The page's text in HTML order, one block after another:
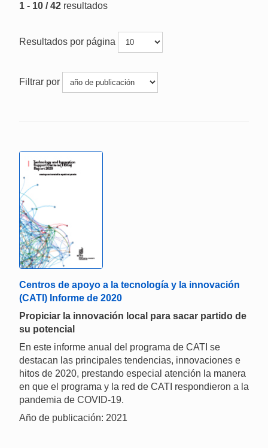
1 - 10 / 42 resultados
Resultados por página
Filtrar por
Centros de apoyo a la tecnología y la innovación
(CATI) Informe de 2020
Propiciar la innovación local para sacar partido de
su potencial
En este informe anual del programa de CATI se
destacan las principales tendencias, innovaciones e
hitos de 2020, prestando especial atención la manera
en que el programa y la red de CATI respondieron a la
pandemia de COVID-19.
Año de publicación: 2021